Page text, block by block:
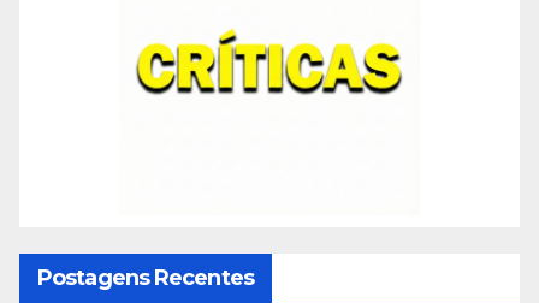
Postagens Recentes